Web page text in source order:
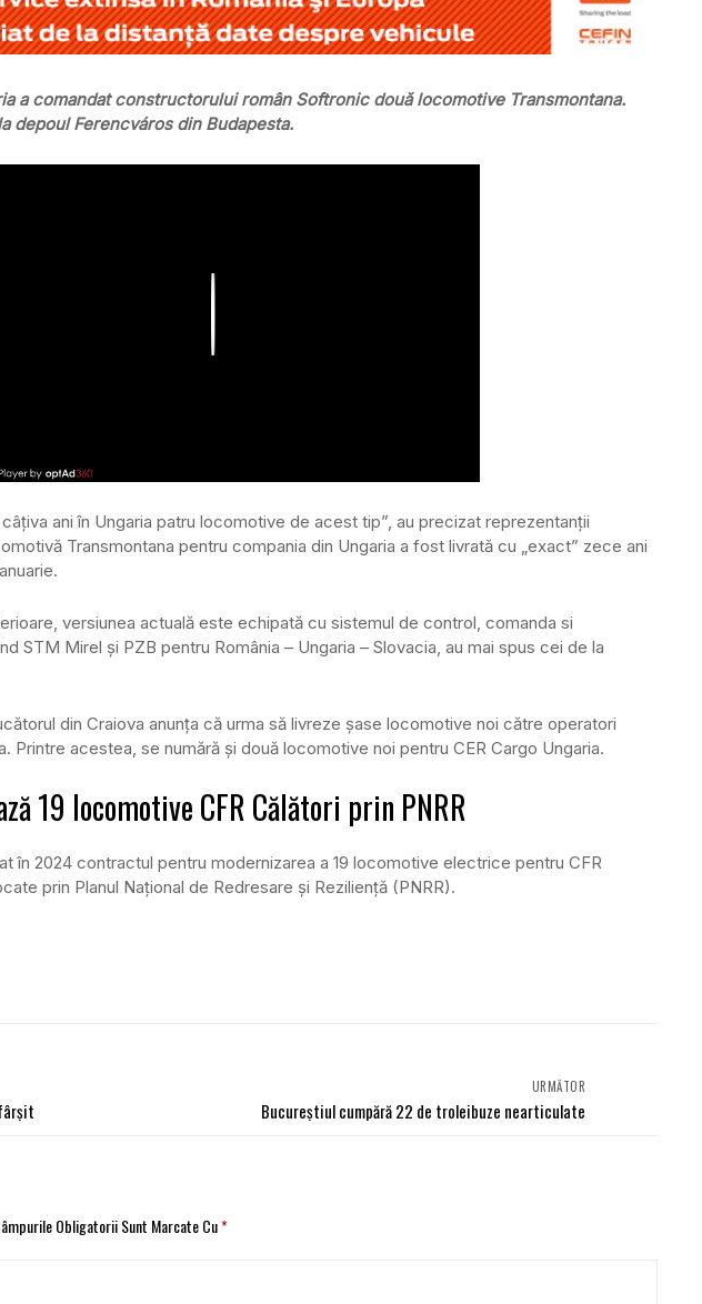
a comandat constructorului român Softronic două locomotive Transmontana.
depoul Ferencváros din Budapesta.
câțiva ani în Ungaria patru locomotive de acest tip”, au precizat reprezentanții
Transmontana pentru compania din Ungaria a fost livrată cu „exact” zece ani
versiunea actuală este echipată cu sistemul de control, comanda si
STM Mirel și PZB pentru România – Ungaria – Slovacia, au mai spus cei de la
din Craiova anunța că urma să livreze șase locomotive noi către operatori
Printre acestea, se numără și două locomotive noi pentru CER Cargo Ungaria.
19 locomotive CFR Călători prin PNRR
în 2024 contractul pentru modernizarea a 19 locomotive electrice pentru CFR
prin Planul Național de Redresare și Reziliență (PNRR).
URMĂTOR
Bucureștiul cumpără 22 de troleibuze nearticulate
Obligatorii Sunt Marcate Cu*